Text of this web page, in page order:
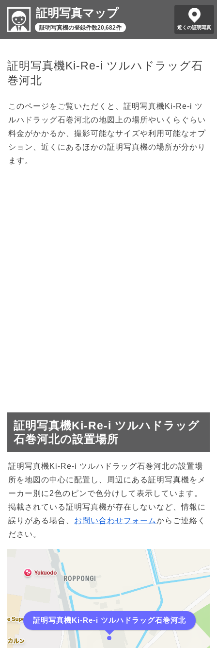
証明写真マップ
証明写真機の登録件数20,682件 近くの証明写真
証明写真機Ki-Re-i ツルハドラッグ石
巻河北
このページをご覧いただくと、証明写真機Ki-Re-i ツ
ルハドラッグ石巻河北の地図上の場所やいくらぐらい
料金がかかるか、撮影可能なサイズや利用可能なオプ
ション、近くにあるほかの証明写真機の場所が分かり
ます。
証明写真機Ki-Re-i ツルハドラッグ
石巻河北の設置場所
証明写真機Ki-Re-i ツルハドラッグ石巻河北の設置場
所を地図の中心に配置し、周辺にある証明写真機をメ
ーカー別に2色のピンで色分けして表示しています。
掲載されている証明写真機が存在しないなど、情報に
誤りがある場合、 お問い合わせフォームからご連絡く
ださい。
証明写真機Ki-Re-i ツルハドラッグ石巻河北